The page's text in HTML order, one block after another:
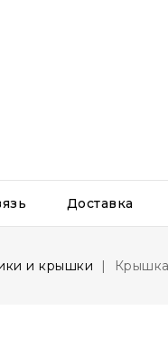
Доставка
и крышки